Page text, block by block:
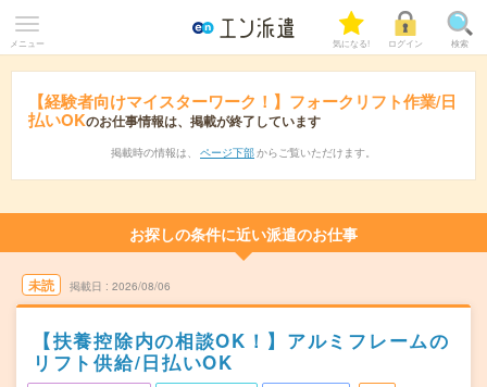
メニュー 気になる! ログイン 検索
【経験者向けマイスターワーク！】フォークリフト作業/日
払いOKのお仕事情報は、掲載が終了しています
掲載時の情報は、 ページ下部 からご覧いただけます。
お探しの条件に近い派遣のお仕事
未読 掲載日 2026/08/06
【扶養控除内の相談OK！】アルミフレームの
リフト供給/日払いOK